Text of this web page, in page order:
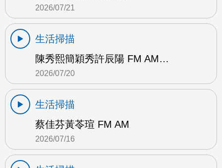
2026/07/21
生活掃描
陳秀熙簡穎秀許辰陽 FM AM…
2026/07/20
生活掃描
蔡佳芬黃苓瑄 FM AM
2026/07/16